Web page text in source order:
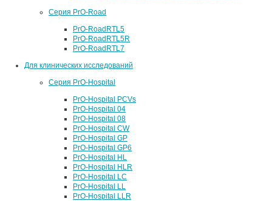
Серия PrO-Road
PrO-RoadRTL5
PrO-RoadRTL5R
PrO-RoadRTL7
Для клинических исследований
Серия PrO-Hospital
PrO-Hospital PCVs
PrO-Hospital 04
PrO-Hospital 08
PrO-Hospital CW
PrO-Hospital GP
PrO-Hospital GP6
PrO-Hospital HL
PrO-Hospital HLR
PrO-Hospital LC
PrO-Hospital LL
PrO-Hospital LLR